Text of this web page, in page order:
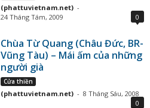
(phattuvietnam.net) -
24 Tháng Tám, 2009
0
Chùa Từ Quang (Châu Đức, BR-
Vũng Tàu) – Mái ấm của những
người già
Cửa thiền
(phattuvietnam.net) - 8 Tháng Sáu, 2008
0